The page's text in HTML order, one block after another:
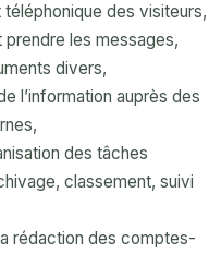
des visiteurs,
les messages,
divers,
l’information auprès des
des tâches
classement, suivi
rédaction des comptes-